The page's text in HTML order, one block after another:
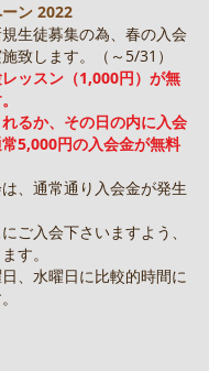
ン 2022
生徒募集の為、春の入会
致します。（～5/31）
ッスン（1,000円）が無
るか、その日の内に入会
5,000円の入会金が無料
は、通常通り入会金が発生
ご入会下さいますよう、
す。
、水曜日に比較的時間に
います。